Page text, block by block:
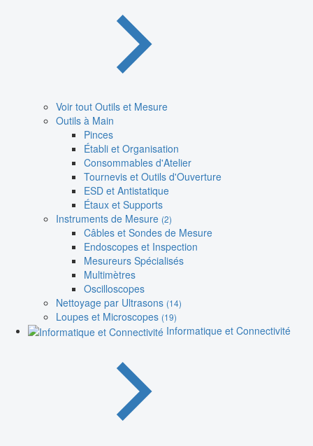
Voir tout Outils et Mesure
Outils à Main
Pinces
Établi et Organisation
Consommables d'Atelier
Tournevis et Outils d'Ouverture
ESD et Antistatique
Étaux et Supports
Instruments de Mesure (2)
Câbles et Sondes de Mesure
Endoscopes et Inspection
Mesureurs Spécialisés
Multimètres
Oscilloscopes
Nettoyage par Ultrasons (14)
Loupes et Microscopes (19)
Informatique et Connectivité